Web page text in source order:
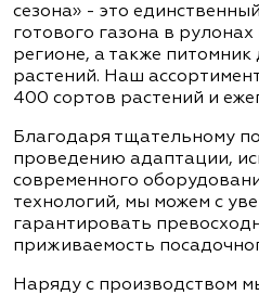
сезона» - это
готового газона в
регионе, а также
растений. Наш
400 сортов растений и
Благодаря тщательному
проведению адаптации,
современного
технологий, мы можем с
гарантировать
приживаемость
Наряду с производством